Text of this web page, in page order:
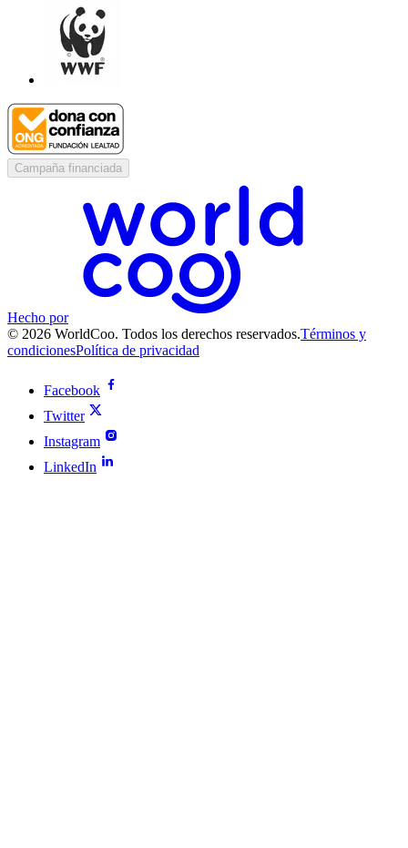
Campaña financiada
Hecho por
© 2026 WorldCoo. Todos los derechos reservados.Términos y
condicionesPolítica de privacidad
Facebook
Twitter
Instagram
LinkedIn